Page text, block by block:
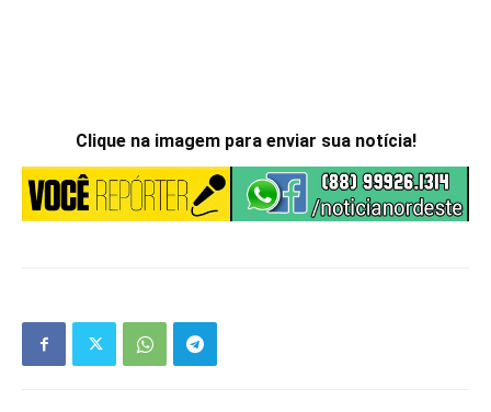
Clique na imagem para enviar sua notícia!